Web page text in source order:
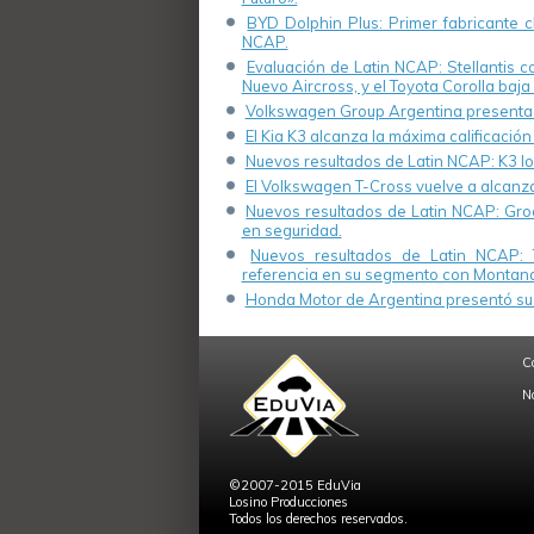
BYD Dolphin Plus: Primer fabricante
NCAP.
Evaluación de Latin NCAP: Stellantis
Nuevo Aircross, y el Toyota Corolla
Volkswagen Group Argentina
El Kia K3 alcanza la máxima
Nuevos resultados de Latin NCAP: K3
El Volkswagen T-Cross vuelve a
Nuevos resultados de Latin NCAP:
en seguridad.
Nuevos resultados de Latin
referencia en su segmento con
Honda Motor de Argentina presentó
©2007-2015 EduVia
Losino Producciones
Todos los derechos reservados.